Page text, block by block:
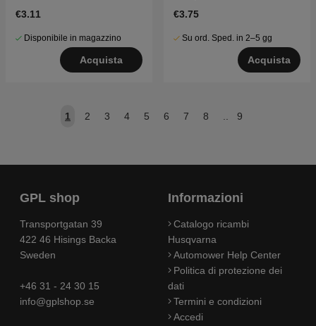
€3.11
Disponibile in magazzino
Acquista
€3.75
Su ord. Sped. in 2–5 gg
Acquista
1 2 3 4 5 6 7 8 9
GPL shop
Transportgatan 39
422 46 Hisings Backa
Sweden
+46 31 - 24 30 15
info@gplshop.se
Informazioni
Catalogo ricambi
Husqvarna
Automower Help Center
Politica di protezione dei
dati
Termini e condizioni
Accedi